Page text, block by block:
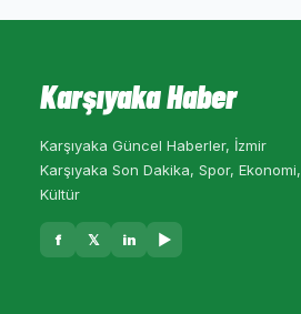
Karşıyaka Haber
Karşıyaka Güncel Haberler, İzmir
Karşıyaka Son Dakika, Spor, Ekonomi,
Kültür
f 𝕏 in ▶